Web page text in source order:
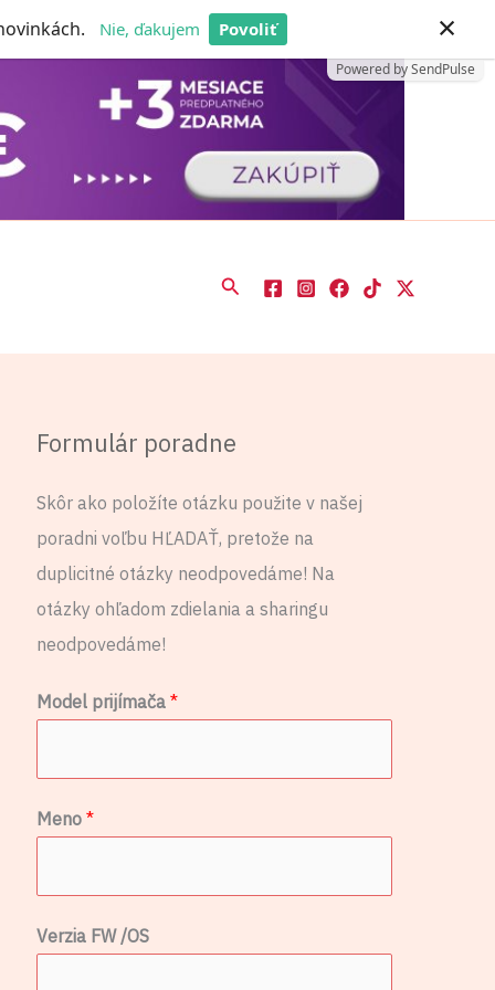
Nie, ďakujem Povoliť
Powered by SendPulse
×
Hľadať
Formulár poradne
Skôr ako položíte otázku použite v našej
poradni voľbu HĽADAŤ, pretože na
duplicitné otázky neodpovedáme! Na
otázky ohľadom zdielania a sharingu
neodpovedáme!
Model prijímača*
Meno*
Verzia FW /OS